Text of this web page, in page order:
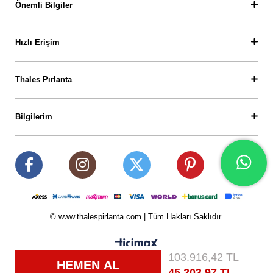
103.916,42 TL
Önemli Bilgiler
Hızlı Erişim
Thales Pırlanta
Bilgilerim
© www.thalespirlanta.com | Tüm Hakları Saklıdır.